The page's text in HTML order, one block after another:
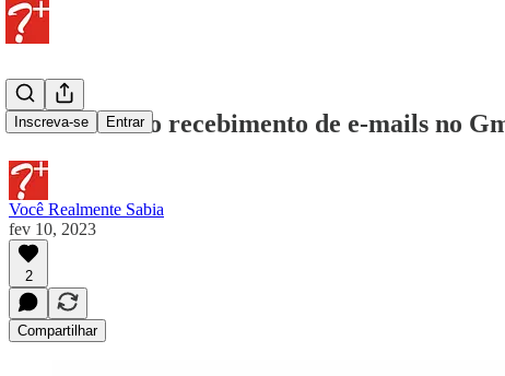
Inscreva-se Entrar
Como adiar o recebimento de e-mails no
Você Realmente Sabia
fev 10, 2023
2
Compartilhar